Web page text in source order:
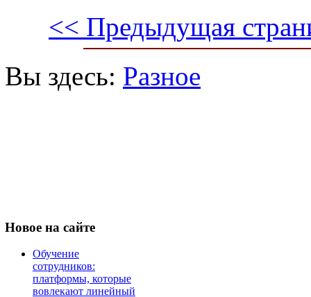
<< Предыдущая
Вы здесь: Разное
Новое на сайте
Обучение
сотрудников:
платформы, которые
вовлекают линейный